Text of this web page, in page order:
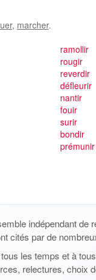
, marcher.
ramollir
rougir
reverdir
défleurir
nantir
fouir
surir
bondir
prémunir
indépendant de
cités par de
les temps et à
relectures, choix